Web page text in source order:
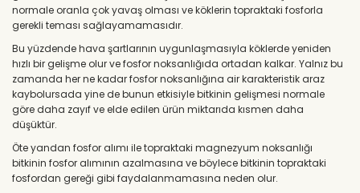
normale oranla çok yavaş olması ve köklerin topraktaki fosforla
gerekli teması sağlayamamasıdır.
Bu yüzdende hava şartlarının uygunlaşmasıyla köklerde yeniden
hızlı bir gelişme olur ve fosfor noksanlığıda ortadan kalkar. Yalnız bu
zamanda her ne kadar fosfor noksanlığına air karakteristik araz
kaybolursada yine de bunun etkisiyle bitkinin gelişmesi normale
göre daha zayıf ve elde edilen ürün miktarıda kısmen daha
düşüktür.
Öte yandan fosfor alımı ile topraktaki magnezyum noksanlığı
bitkinin fosfor alımının azalmasına ve böylece bitkinin topraktaki
fosfordan gereği gibi faydalanmamasına neden olur.